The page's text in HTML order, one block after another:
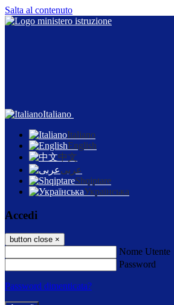
Salta al contenuto
Italiano
Italiano
English
中文
عربى
Shqiptare
Українська
Accedi
button close ×
Nome Utente
Password
Password dimenticata?